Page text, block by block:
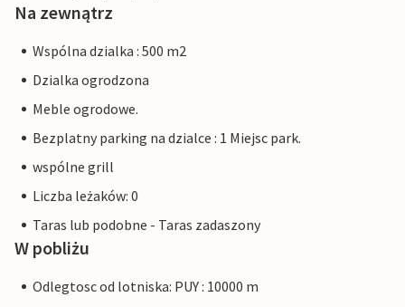
Na zewnątrz
Wspólna dzialka : 500 m2
Dzialka ogrodzona
Meble ogrodowe.
Bezplatny parking na dzialce : 1 Miejsc park.
wspólne grill
Liczba leżaków: 0
Taras lub podobne - Taras zadaszony
W pobliżu
Odlegtosc od lotniska: PUY : 10000 m